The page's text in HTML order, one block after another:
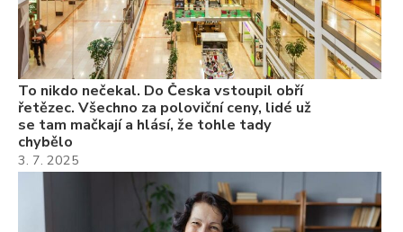
To nikdo nečekal. Do Česka vstoupil obří
řetězec. Všechno za poloviční ceny, lidé už
se tam mačkají a hlásí, že tohle tady
chybělo
3. 7. 2025